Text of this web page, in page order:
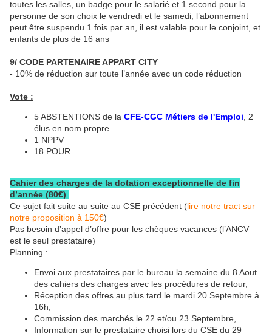
toutes les salles, un badge pour le salarié et 1 second pour la
personne de son choix le vendredi et le samedi, l’abonnement
peut être suspendu 1 fois par an, il est valable pour le conjoint, et
enfants de plus de 16 ans
9/ CODE PARTENAIRE APPART CITY
- 10% de réduction sur toute l’année avec un code réduction
Vote :
5 ABSTENTIONS de la CFE-CGC Métiers de l'Emploi , 2
élus en nom propre
1 NPPV
18 POUR
Cahier des charges de la dotation exceptionnelle de fin
d’année (80€)
Ce sujet fait suite au suite au CSE précédent (lire notre tract sur
notre proposition à 150€)
Pas besoin d’appel d’offre pour les chèques vacances (l’ANCV
est le seul prestataire)
Planning :
Envoi aux prestataires par le bureau la semaine du 8 Aout
des cahiers des charges avec les procédures de retour,
Réception des offres au plus tard le mardi 20 Septembre à
16h,
Commission des marchés le 22 et/ou 23 Septembre,
Information sur le prestataire choisi lors du CSE du 29